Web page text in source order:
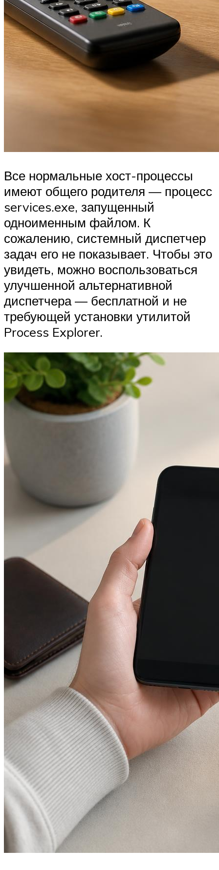
Все нормальные хост-процессы
имеют общего родителя — процесс
services.exe, запущенный
одноименным файлом. К
сожалению, системный диспетчер
задач его не показывает. Чтобы это
увидеть, можно воспользоваться
улучшенной альтернативной
диспетчера — бесплатной и не
требующей установки утилитой
Process Explorer.